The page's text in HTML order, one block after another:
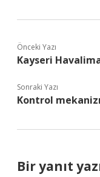
Önceki Yazı
Kayseri
Sonraki Yazı
Kontrol
Bir yanıt